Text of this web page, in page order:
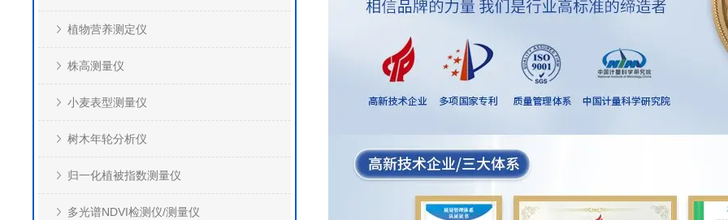
植物营养测定仪
株高测量仪
小麦表型测量仪
树木年轮分析仪
归一化植被指数测量仪
多光谱NDVI检测仪/测量仪